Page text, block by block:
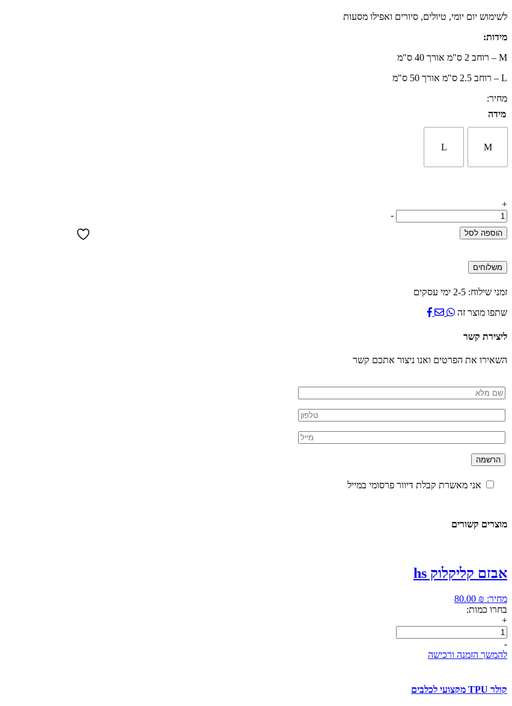
לשימוש יום יומי, טיולים, סיורים ואפילו מסעות
מידות:
M – רוחב 2 ס"מ אורך 40 ס"מ
L – רוחב 2.5 ס"מ אורך 50 ס"מ
מחיר:
מידה
M
L
+
כמות
של
קולר
בעיצוב
-
הוספה לסל
משלוחים
זמני שילוח: 2-5 ימי עסקים
שתפו מוצר זה
ליצירת קשר
השאירו את הפרטים ואנו ניצור אתכם קשר
אני מאשרת קבלת דיוור פרסומי במייל
מוצרים קשורים
אבזם קליקלוק hs
מחיר: 80.00 ₪
בחרו כמות:
+
כמות
של
אבזם
קליקלוק
-
להמשך הזמנה ורכישה
קולר TPU מקצועי לכלבים